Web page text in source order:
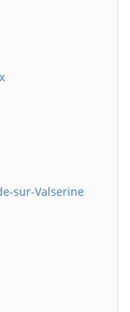
sur-Valserine